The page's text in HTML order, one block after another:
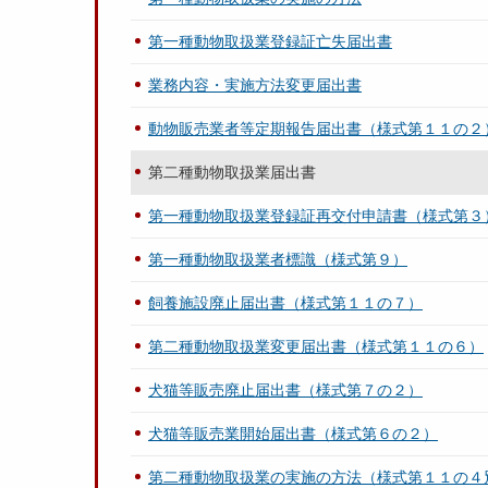
第一種動物取扱業登録証亡失届出書
業務内容・実施方法変更届出書
動物販売業者等定期報告届出書（様式第１１の２
第二種動物取扱業届出書
第一種動物取扱業登録証再交付申請書（様式第３
第一種動物取扱業者標識（様式第９）
飼養施設廃止届出書（様式第１１の７）
第二種動物取扱業変更届出書（様式第１１の６）
犬猫等販売廃止届出書（様式第７の２）
犬猫等販売業開始届出書（様式第６の２）
第二種動物取扱業の実施の方法（様式第１１の４